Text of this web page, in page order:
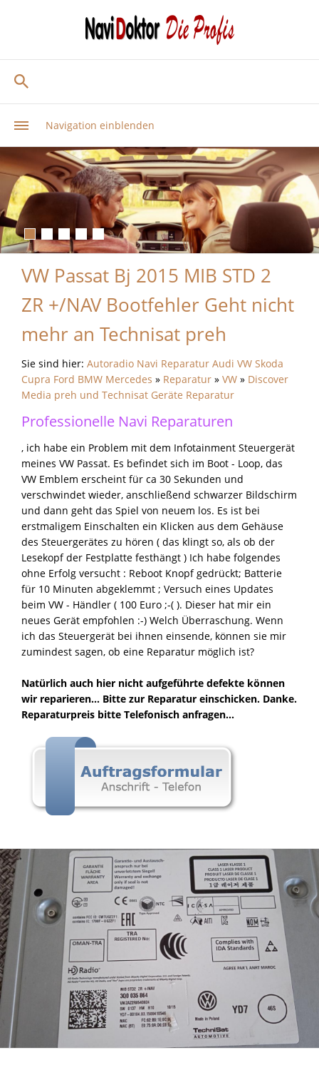
Navigation einblenden
VW Passat Bj 2015 MIB STD 2
ZR +/NAV Bootfehler Geht nicht
mehr an Technisat preh
Sie sind hier: Autoradio Navi Reparatur Audi VW Skoda
Cupra Ford BMW Mercedes » Reparatur » VW » Discover
Media preh und Technisat Geräte Reparatur
Professionelle Navi Reparaturen
, ich habe ein Problem mit dem Infotainment Steuergerät
meines VW Passat. Es befindet sich im Boot - Loop, das
VW Emblem erscheint für ca 30 Sekunden und
verschwindet wieder, anschließend schwarzer Bildschirm
und dann geht das Spiel von neuem los. Es ist bei
erstmaligem Einschalten ein Klicken aus dem Gehäuse
des Steuergerätes zu hören ( das klingt so, als ob der
Lesekopf der Festplatte festhängt ) Ich habe folgendes
ohne Erfolg versucht : Reboot Knopf gedrückt; Batterie
für 10 Minuten abgeklemmt ; Versuch eines Updates
beim VW - Händler ( 100 Euro ;-( ). Dieser hat mir ein
neues Gerät empfohlen :-) Welch Überraschung. Wenn
ich das Steuergerät bei ihnen einsende, können sie mir
zumindest sagen, ob eine Reparatur möglich ist?
Natürlich auch hier nicht aufgeführte defekte können
wir reparieren... Bitte zur Reparatur einschicken. Danke.
Reparaturpreis bitte Telefonisch anfragen...